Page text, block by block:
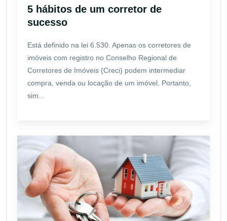
5 hábitos de um corretor de
sucesso
Está definido na lei 6.530. Apenas os corretores de
imóveis com registro no Conselho Regional de
Corretores de Imóveis (Creci) podem intermediar
compra, venda ou locação de um imóvel. Portanto,
sim...